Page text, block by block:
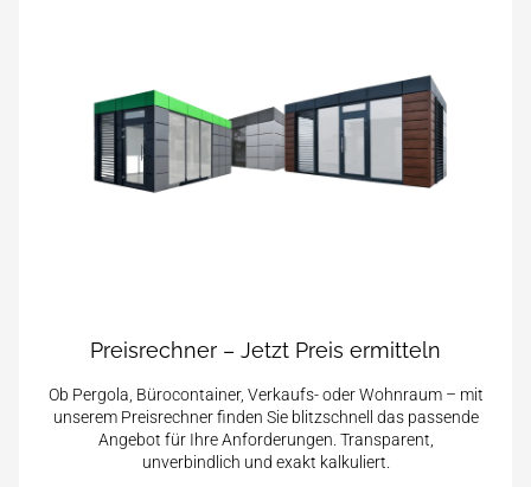
Preisrechner – Jetzt Preis ermitteln
Ob Pergola, Bürocontainer, Verkaufs- oder Wohnraum – mit
unserem Preisrechner finden Sie blitzschnell das passende
Angebot für Ihre Anforderungen. Transparent,
unverbindlich und exakt kalkuliert.